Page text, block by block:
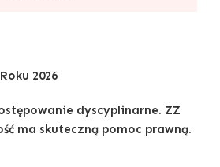
2026
dyscyplinarne. ZZ
ma skuteczną pomoc prawną.